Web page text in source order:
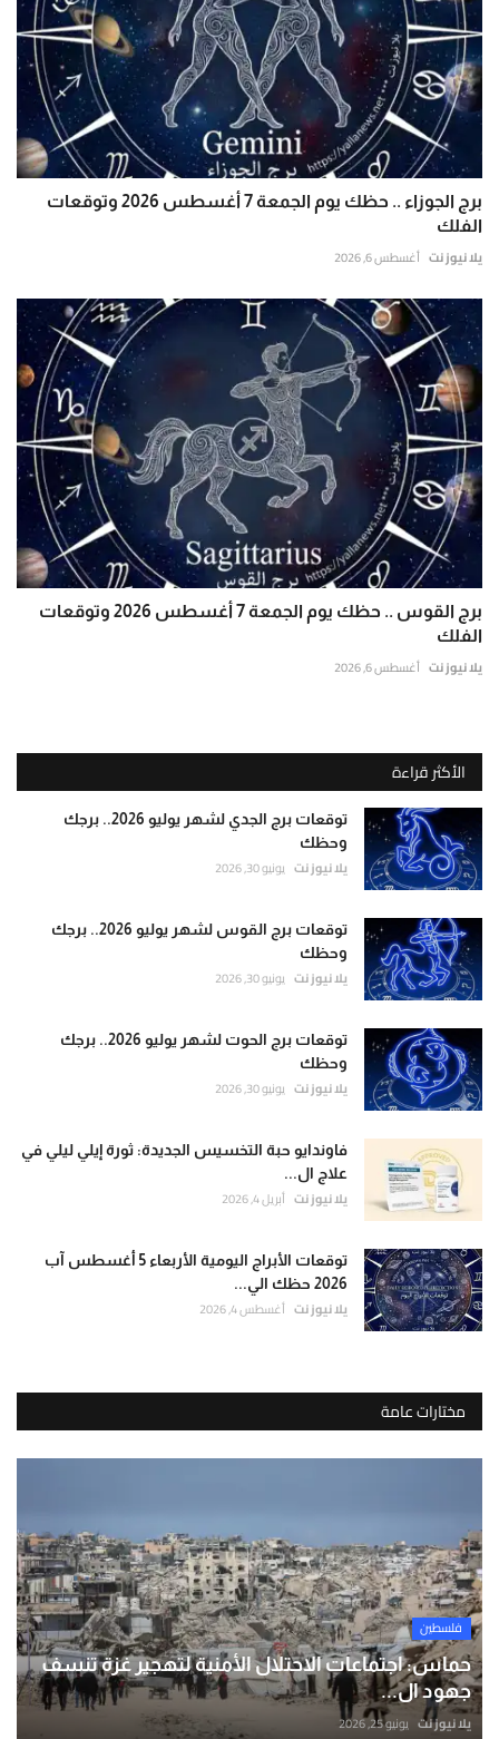
برج الجوزاء .. حظك يوم الجمعة 7 أغسطس 2026 وتوقعات
الفلك
يلا نيوز نت أغسطس 6, 2026
برج القوس .. حظك يوم الجمعة 7 أغسطس 2026 وتوقعات
الفلك
يلا نيوز نت أغسطس 6, 2026
الأكثر قراءة
توقعات برج الجدي لشهر يوليو 2026.. برجك
وحظك
يلا نيوز نت يونيو 30, 2026
توقعات برج القوس لشهر يوليو 2026.. برجك
وحظك
يلا نيوز نت يونيو 30, 2026
توقعات برج الحوت لشهر يوليو 2026.. برجك
وحظك
يلا نيوز نت يونيو 30, 2026
فاوندايو حبة التخسيس الجديدة: ثورة إيلي ليلي في
علاج ال...
يلا نيوز نت أبريل 4, 2026
توقعات الأبراج اليومية الأربعاء 5 أغسطس آب
2026 حظك الي...
يلا نيوز نت أغسطس 4, 2026
مختارات عامة
فلسطين
حماس: اجتماعات الاحتلال الأمنية لتهجير غزة تنسف
جهود ال...
يلا نيوز نت يونيو 25, 2026